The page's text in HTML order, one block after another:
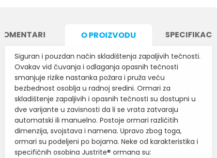
O PROIZVODU
Siguran i pouzdan način skladištenja zapaljivih tečnosti.
Ovakav vid čuvanja i odlaganja opasnih tečnosti
smanjuje rizike nastanka požara i pruža veću
bezbednost osoblja u radnoj sredini. Ormari za
skladištenje zapaljivih i opasnih tečnosti su dostupni u
dve varijante u zavisnosti da li se vrata zatvaraju
automatski ili manuelno. Postoje ormari različitih
dimenzija, svojstava i namena. Upravo zbog toga,
ormari su podeljeni po bojama. Neke od karakteristika i
specifičnih osobina Justrite® ormana su: